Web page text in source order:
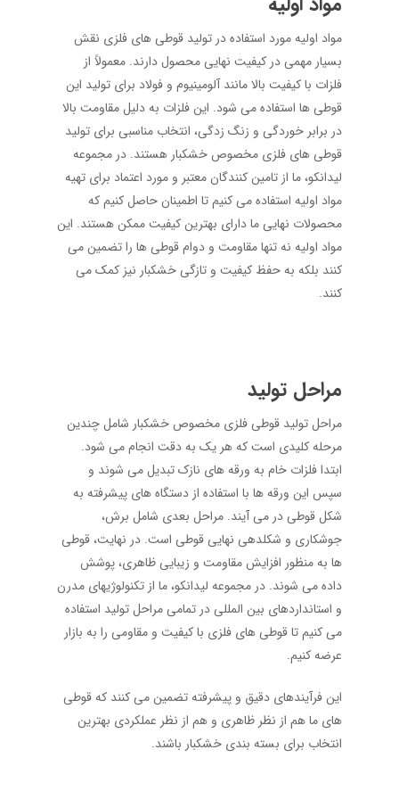
مواد اولیه مورد استفاده در تولید قوطی ‌های فلزی نقش
بسیار مهمی در کیفیت نهایی محصول دارند. معمولاً از
فلزات با کیفیت بالا مانند آلومینیوم و فولاد برای تولید این
قوطی‌ ها استفاده می‌ شود. این فلزات به دلیل مقاومت بالا
در برابر خوردگی و زنگ‌ زدگی، انتخاب مناسبی برای تولید
قوطی‌ های فلزی مخصوص خشکبار هستند. در مجموعه
لیدانکو، ما از تامین ‌کنندگان معتبر و مورد اعتماد برای تهیه
مواد اولیه استفاده می ‌کنیم تا اطمینان حاصل کنیم که
محصولات نهایی ما دارای بهترین کیفیت ممکن هستند. این
مواد اولیه نه تنها مقاومت و دوام قوطی‌ ها را تضمین می
‌کنند بلکه به حفظ کیفیت و تازگی خشکبار نیز کمک می‌
کنند.
مراحل تولید
مراحل تولید قوطی فلزی مخصوص خشکبار شامل چندین
مرحله کلیدی است که هر یک به دقت انجام می‌ شود.
ابتدا فلزات خام به ورقه‌ های نازک تبدیل می ‌شوند و
سپس این ورقه‌ ها با استفاده از دستگاه ‌های پیشرفته به
شکل قوطی در می ‌آیند. مراحل بعدی شامل برش،
جوشکاری و شکلدهی نهایی قوطی است. در نهایت، قوطی
ها به منظور افزایش مقاومت و زیبایی ظاهری، پوشش
داده می ‌شوند. در مجموعه لیدانکو، ما از تکنولوژیهای مدرن
و استانداردهای بین المللی در تمامی مراحل تولید استفاده
می ‌کنیم تا قوطی‌ های فلزی با کیفیت و مقاومی را به بازار
عرضه کنیم.
این فرآیندهای دقیق و پیشرفته تضمین می‌ کنند که قوطی‌
های ما هم از نظر ظاهری و هم از نظر عملکردی بهترین
انتخاب برای بسته ‌بندی خشکبار باشند.